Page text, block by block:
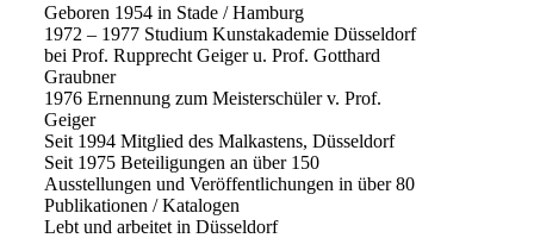
Geboren 1954 in Stade / Hamburg
1972 – 1977 Studium Kunstakademie Düsseldorf
bei Prof. Rupprecht Geiger u. Prof. Gotthard
Graubner
1976 Ernennung zum Meisterschüler v. Prof.
Geiger
Seit 1994 Mitglied des Malkastens, Düsseldorf
Seit 1975 Beteiligungen an über 150
Ausstellungen und Veröffentlichungen in über 80
Publikationen / Katalogen
Lebt und arbeitet in Düsseldorf